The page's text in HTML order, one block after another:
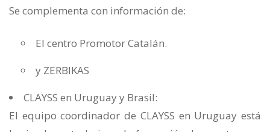
Se complementa con información de:
El centro Promotor Catalán.
y ZERBIKAS
CLAYSS en Uruguay y Brasil:
El equipo coordinador de CLAYSS en Uruguay está